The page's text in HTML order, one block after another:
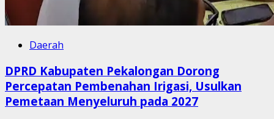
Daerah
DPRD Kabupaten Pekalongan Dorong
Percepatan Pembenahan Irigasi, Usulkan
Pemetaan Menyeluruh pada 2027